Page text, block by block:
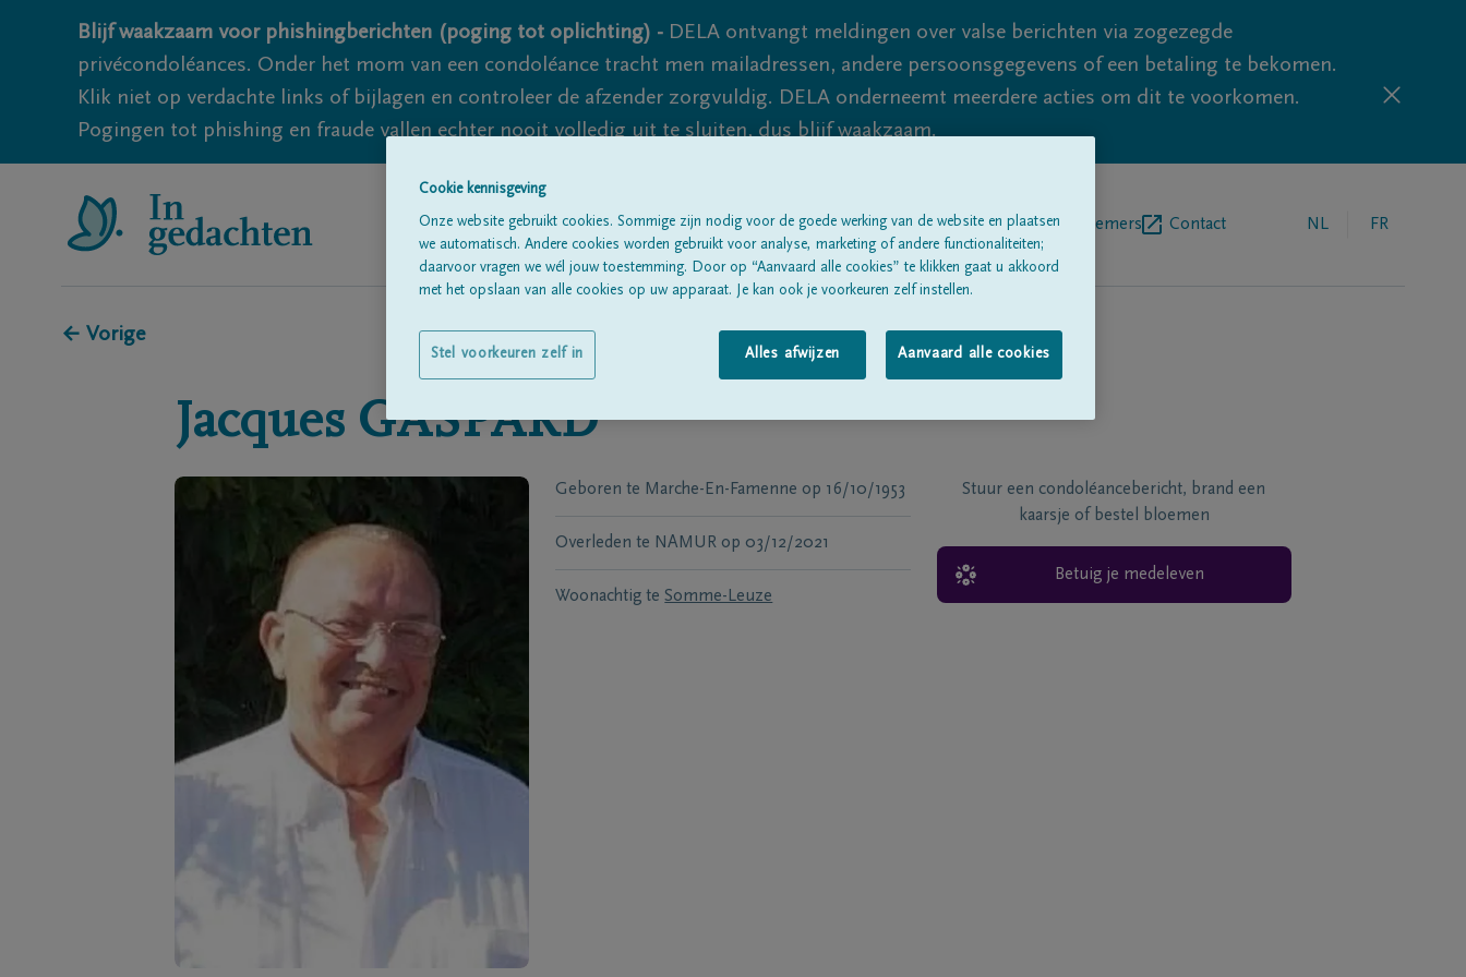
Blijf waakzaam voor phishingberichten (poging tot oplichting) - DELA ontvangt meldingen over valse berichten via zogezegde
privécondoléances. Onder het mom van een condoléance tracht men mailadressen, andere persoonsgegevens of een betaling te bekomen.
Klik niet op verdachte links of bijlagen en controleer de afzender zorgvuldig. DELA onderneemt meerdere acties om dit te voorkomen.
Pogingen tot phishing en fraude vallen echter nooit volledig uit te sluiten, dus blijf waakzaam.
Alle rouwberichtenOver onsBegrafenisondernemers Contact NL FR
← Vorige
Jacques GASPARD
Geboren te Marche-En-Famenne op 16/10/1953
Overleden te NAMUR op 03/12/2021
Woonachtig te Somme-Leuze
Stuur een condoléancebericht, brand een
kaarsje of bestel bloemen
Betuig je medeleven
Cookie kennisgeving
Onze website gebruikt cookies. Sommige zijn nodig voor de goede werking van de website en plaatsen
we automatisch. Andere cookies worden gebruikt voor analyse, marketing of andere functionaliteiten;
daarvoor vragen we wél jouw toestemming. Door op “Aanvaard alle cookies” te klikken gaat u akkoord
met het opslaan van alle cookies op uw apparaat. Je kan ook je voorkeuren zelf instellen.
Alles afwijzen Aanvaard alle cookies
Stel voorkeuren zelf in